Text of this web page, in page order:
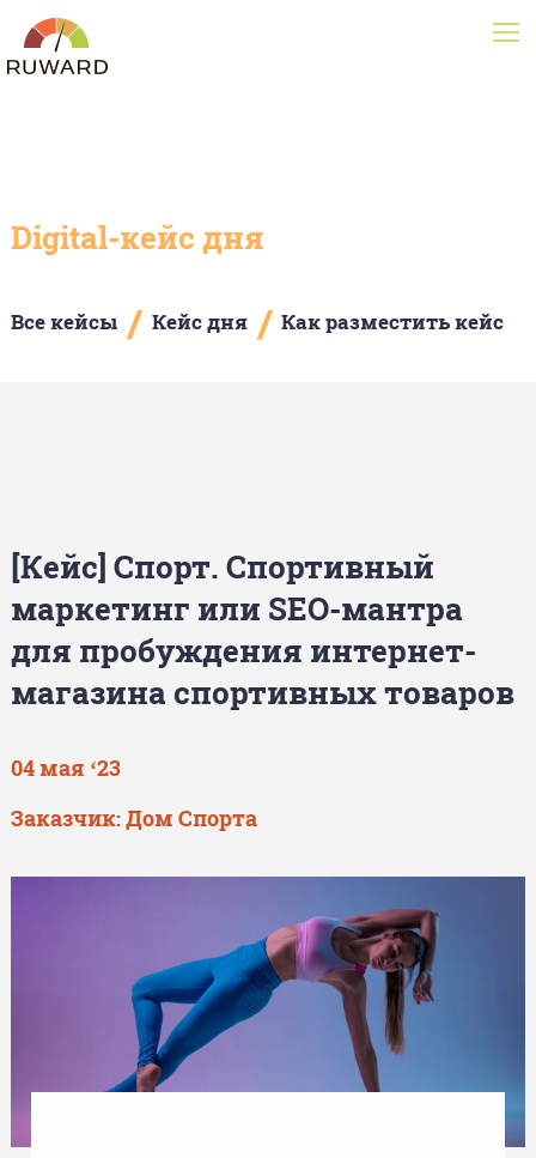
Digital-кейс дня
Все кейсы / Кейс дня / Как разместить кейс
[Кейс] Спорт. Спортивный
маркетинг или SEO-мантра
для пробуждения интернет-
магазина спортивных товаров
04 мая ‘23
Заказчик: Дом Спорта